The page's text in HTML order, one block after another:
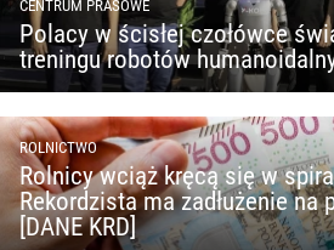
CENTRUM PRASOWE
Polacy w ścisłej czołówce
treningu robotów
ROLNICTWO
Rolnicy wciąż kręcą się w
Rekordzista ma zadłużenie na
[DANE KRD]